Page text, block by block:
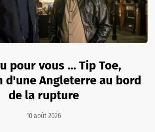
pour vous … Tip Toe,
d'une Angleterre au bord
de la rupture
10 août 2026